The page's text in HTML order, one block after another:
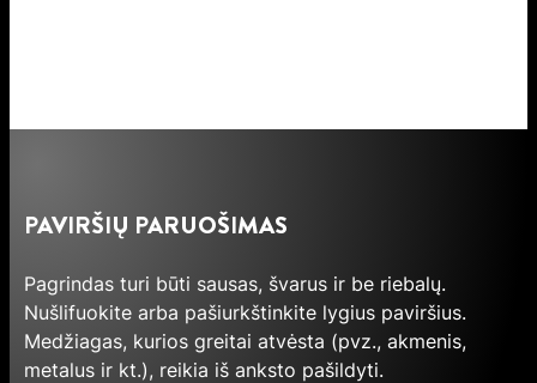
PAVIRŠIŲ PARUOŠIMAS
Pagrindas turi būti sausas, švarus ir be riebalų.
Nušlifuokite arba pašiurkštinkite lygius paviršius.
Medžiagas, kurios greitai atvėsta (pvz., akmenis,
metalus ir kt.), reikia iš anksto pašildyti.